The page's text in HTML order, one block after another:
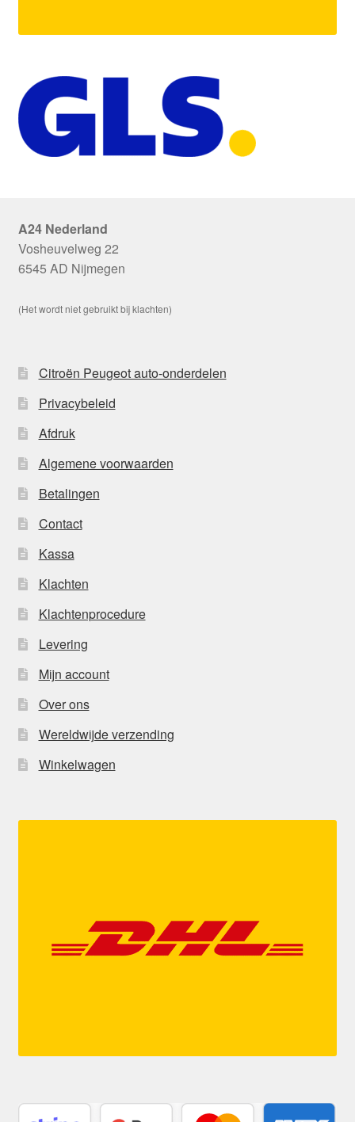
A24 Nederland
Vosheuvelweg 22
6545 AD Nijmegen
(Het wordt niet gebruikt bij klachten)
Citroën Peugeot auto-onderdelen
Privacybeleid
Afdruk
Algemene voorwaarden
Betalingen
Contact
Kassa
Klachten
Klachtenprocedure
Levering
Mijn account
Over ons
Wereldwijde verzending
Winkelwagen